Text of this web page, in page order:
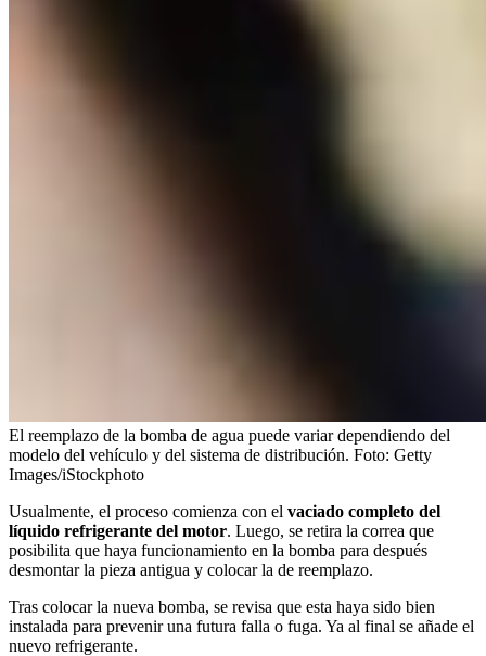
El reemplazo de la bomba de agua puede variar dependiendo del
modelo del vehículo y del sistema de distribución. Foto: Getty
Images/iStockphoto
Usualmente, el proceso comienza con el vaciado completo del
líquido refrigerante del motor. Luego, se retira la correa que
posibilita que haya funcionamiento en la bomba para después
desmontar la pieza antigua y colocar la de reemplazo.
Tras colocar la nueva bomba, se revisa que esta haya sido bien
instalada para prevenir una futura falla o fuga. Ya al final se añade el
nuevo refrigerante.